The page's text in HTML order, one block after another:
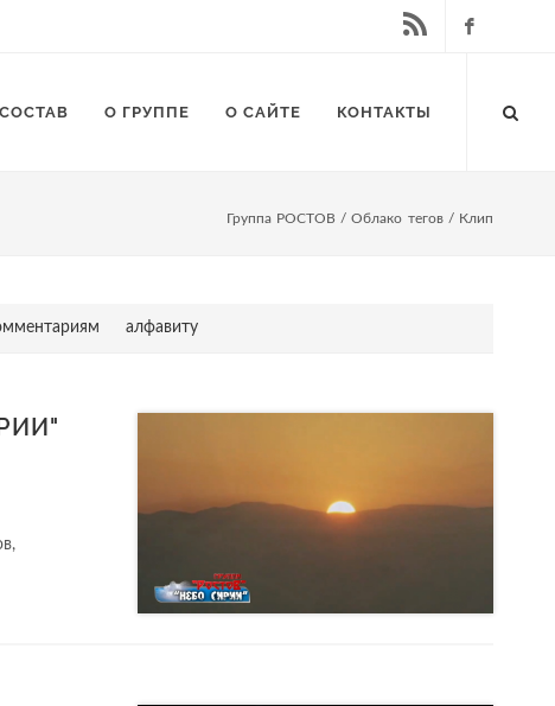
RSS
СОСТАВ О ГРУППЕ О САЙТЕ КОНТАКТЫ
Группа РОСТОВ /Облако тегов/ Клип
алфавиту